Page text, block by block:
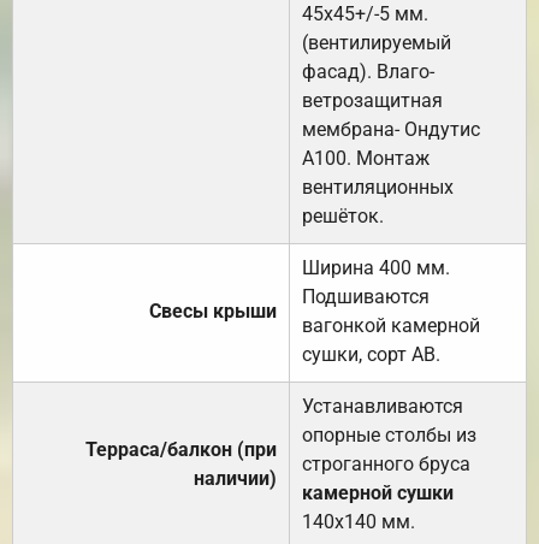
45х45+/-5 мм.
(вентилируемый
фасад). Влаго-
ветрозащитная
мембрана- Ондутис
А100. Монтаж
вентиляционных
решёток.
Свесы крыши
Ширина 400 мм.
Подшиваются
вагонкой камерной
сушки, сорт АВ.
Терраса/балкон (при
наличии)
Устанавливаются
опорные столбы из
строганного бруса
камерной сушки
140х140 мм.